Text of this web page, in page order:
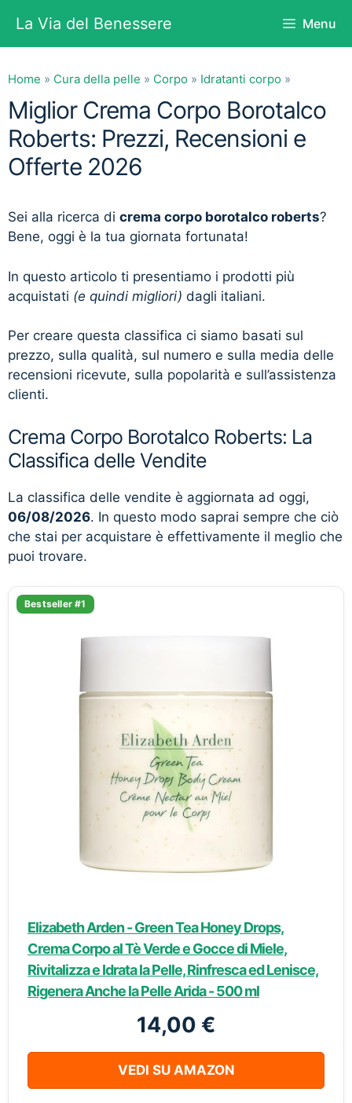
contenuto
La Via del Benessere Menu
Home » Cura della pelle » Corpo » Idratanti corpo »
Miglior Crema Corpo Borotalco
Roberts: Prezzi, Recensioni e
Offerte 2026
Sei alla ricerca di crema corpo borotalco roberts?
Bene, oggi è la tua giornata fortunata!
In questo articolo ti presentiamo i prodotti più
acquistati (e quindi migliori) dagli italiani.
Per creare questa classifica ci siamo basati sul
prezzo, sulla qualità, sul numero e sulla media delle
recensioni ricevute, sulla popolarità e sull’assistenza
clienti.
Crema Corpo Borotalco Roberts: La
Classifica delle Vendite
La classifica delle vendite è aggiornata ad oggi,
06/08/2026. In questo modo saprai sempre che ciò
che stai per acquistare è effettivamente il meglio che
puoi trovare.
Bestseller #1
Elizabeth Arden - Green Tea Honey Drops,
Crema Corpo al Tè Verde e Gocce di Miele,
Rivitalizza e Idrata la Pelle, Rinfresca ed Lenisce,
Rigenera Anche la Pelle Arida - 500 ml
14,00 €
VEDI SU AMAZON